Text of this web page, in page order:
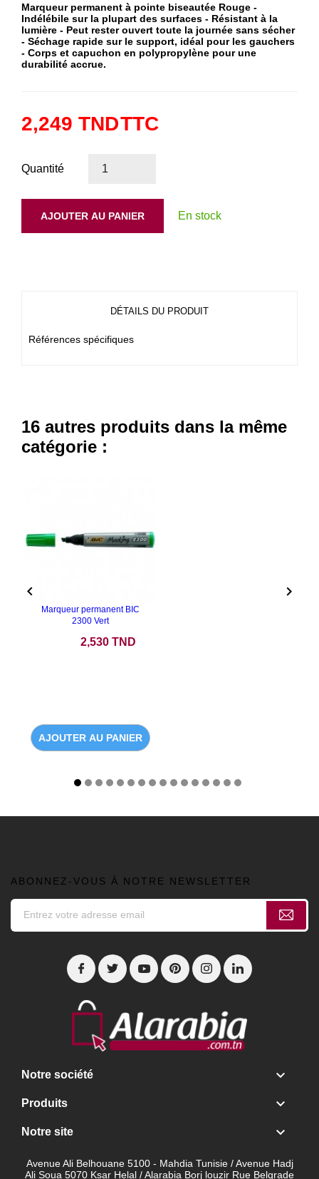
Marqueur permanent à pointe biseautée Rouge -
Indélébile sur la plupart des surfaces - Résistant à la
lumière - Peut rester ouvert toute la journée sans sécher
- Séchage rapide sur le support, idéal pour les gauchers
- Corps et capuchon en polypropylène pour une
durabilité accrue.
2,249 TNDTTC
Quantité
AJOUTER AU PANIER En stock
DÉTAILS DU PRODUIT
Références spécifiques
16 autres produits dans la même
catégorie :
Marqueur permanent BIC
2300 Vert
2,530 TND
AJOUTER AU PANIER
 
ABONNEZ-VOUS À NOTRE NEWSLETTER
Notre société 
Produits 
Notre site 
Avenue Ali Belhouane 5100 - Mahdia Tunisie / Avenue Hadj
Ali Soua 5070 Ksar Helal / Alarabia Borj louzir Rue Belgrade